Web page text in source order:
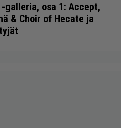
galleria, osa 1: Accept,
& Choir of Hecate ja